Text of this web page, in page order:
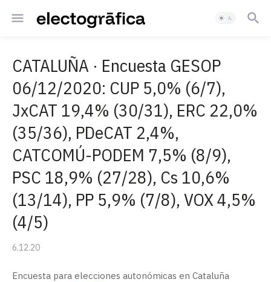
CATALUÑA · Encuesta GESOP
06/12/2020: CUP 5,0% (6/7),
JxCAT 19,4% (30/31), ERC 22,0%
(35/36), PDeCAT 2,4%,
CATCOMÚ-PODEM 7,5% (8/9),
PSC 18,9% (27/28), Cs 10,6%
(13/14), PP 5,9% (7/8), VOX 4,5%
(4/5)
6.12.20
Encuesta para elecciones autonómicas en Cataluña